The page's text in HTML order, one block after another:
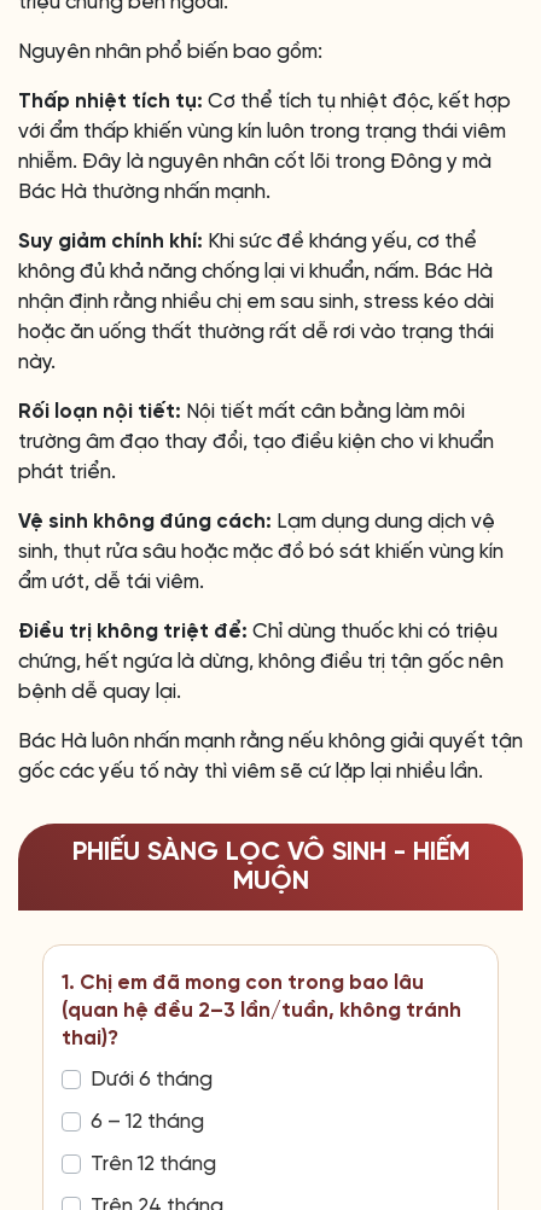
Nguyên nhân phổ biến bao gồm:
Thấp nhiệt tích tụ: Cơ thể tích tụ nhiệt độc, kết hợp
với ẩm thấp khiến vùng kín luôn trong trạng thái viêm
nhiễm. Đây là nguyên nhân cốt lõi trong Đông y mà
Bác Hà thường nhấn mạnh.
Suy giảm chính khí: Khi sức đề kháng yếu, cơ thể
không đủ khả năng chống lại vi khuẩn, nấm. Bác Hà
nhận định rằng nhiều chị em sau sinh, stress kéo dài
hoặc ăn uống thất thường rất dễ rơi vào trạng thái
này.
Rối loạn nội tiết: Nội tiết mất cân bằng làm môi
trường âm đạo thay đổi, tạo điều kiện cho vi khuẩn
phát triển.
Vệ sinh không đúng cách: Lạm dụng dung dịch vệ
sinh, thụt rửa sâu hoặc mặc đồ bó sát khiến vùng kín
ẩm ướt, dễ tái viêm.
Điều trị không triệt để: Chỉ dùng thuốc khi có triệu
chứng, hết ngứa là dừng, không điều trị tận gốc nên
bệnh dễ quay lại.
Bác Hà luôn nhấn mạnh rằng nếu không giải quyết tận
gốc các yếu tố này thì viêm sẽ cứ lặp lại nhiều lần.
PHIẾU SÀNG LỌC VÔ SINH - HIẾM
MUỘN
1. Chị em đã mong con trong bao lâu
(quan hệ đều 2–3 lần/tuần, không tránh
thai)?
Dưới 6 tháng
6 – 12 tháng
Trên 12 tháng